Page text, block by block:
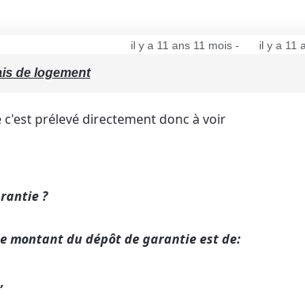
il y a 11 ans 11 mois- il y a 11
de logement
c'est prélevé directement donc à voir
?
montant du dépôt de garantie est de: